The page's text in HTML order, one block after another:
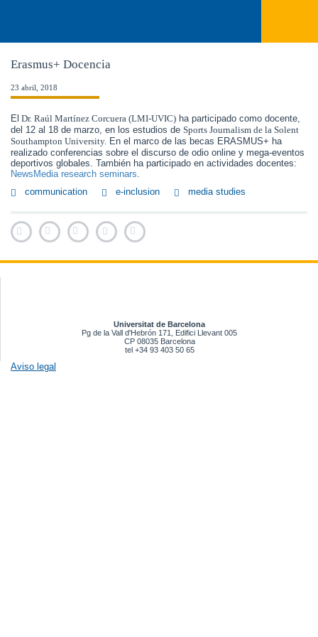
Erasmus+ Docencia
23 abril, 2018
El Dr. Raúl Martínez Corcuera (LMI-UVIC) ha participado como docente,
del 12 al 18 de marzo, en los estudios de Sports Journalism de la Solent
Southampton University. En el marco de las becas ERASMUS+ ha
realizado conferencias sobre el discurso de odio online y mega-eventos
NewsMedia research seminars.
communication
e-inclusion media studies
Universitat de Barcelona
Pg de la Vall d'Hebrón 171, Edifici Llevant 005
CP 08035 Barcelona
tel +34 93 403 50 65
Aviso legal